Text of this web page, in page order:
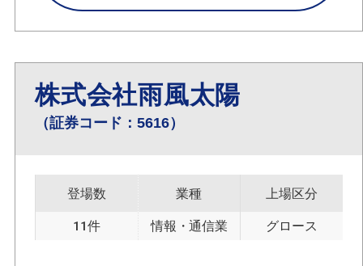
株式会社雨風太陽
（証券コード：5616）
登場数
11件
業種
情報・通信業
上場区分
グロース